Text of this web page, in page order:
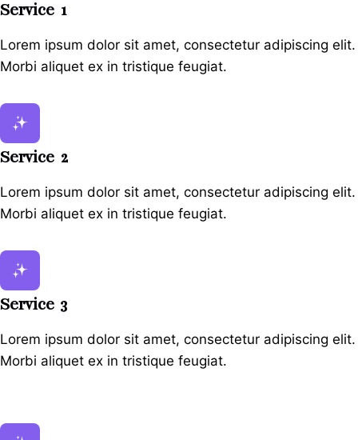
Service 1
Lorem ipsum dolor sit amet, consectetur adipiscing elit.
Morbi aliquet ex in tristique feugiat.
Service 2
Lorem ipsum dolor sit amet, consectetur adipiscing elit.
Morbi aliquet ex in tristique feugiat.
Service 3
Lorem ipsum dolor sit amet, consectetur adipiscing elit.
Morbi aliquet ex in tristique feugiat.